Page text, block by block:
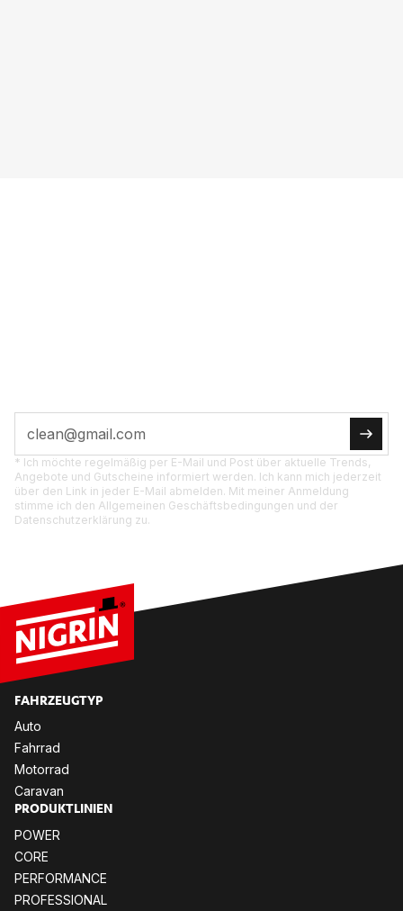
* Ich möchte regelmäßig per E-Mail und Post über aktuelle Trends,
Angebote und Gutscheine informiert werden. Ich kann mich jederzeit
über den Link in jeder E-Mail abmelden. Mit meiner Anmeldung
stimme ich den Allgemeinen Geschäftsbedingungen und der
Datenschutzerklärung zu.
FAHR­ZEUG­TYP
Auto
Fahr­rad
Mo­tor­rad
Ca­ra­van
PRO­DUKT­LI­NI­EN
POW­ER
CORE
PER­FOR­MANCE
PRO­FES­SIO­NAL